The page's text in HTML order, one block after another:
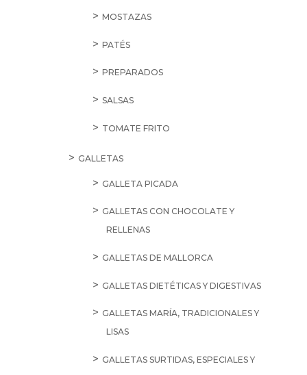
MOSTAZAS
PATÉS
PREPARADOS
SALSAS
TOMATE FRITO
GALLETAS
GALLETA PICADA
GALLETAS CON CHOCOLATE Y
RELLENAS
GALLETAS DE MALLORCA
GALLETAS DIETÉTICAS Y DIGESTIVAS
GALLETAS MARÍA, TRADICIONALES Y
LISAS
GALLETAS SURTIDAS, ESPECIALES Y